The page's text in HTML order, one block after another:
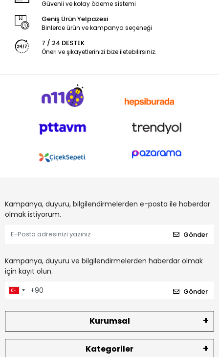
Güvenli ve kolay ödeme sistemi
Geniş Ürün Yelpazesi
Binlerce ürün ve kampanya seçeneği
7 / 24 DESTEK
Öneri ve şikayetlerinizi bize iletebilirsiniz.
Kampanya, duyuru, bilgilendirmelerden e-posta ile haberdar
olmak istiyorum.
Gönder
Kampanya, duyuru ve bilgilendirmelerden haberdar olmak
için kayıt olun.
Gönder
Kurumsal
Kategoriler